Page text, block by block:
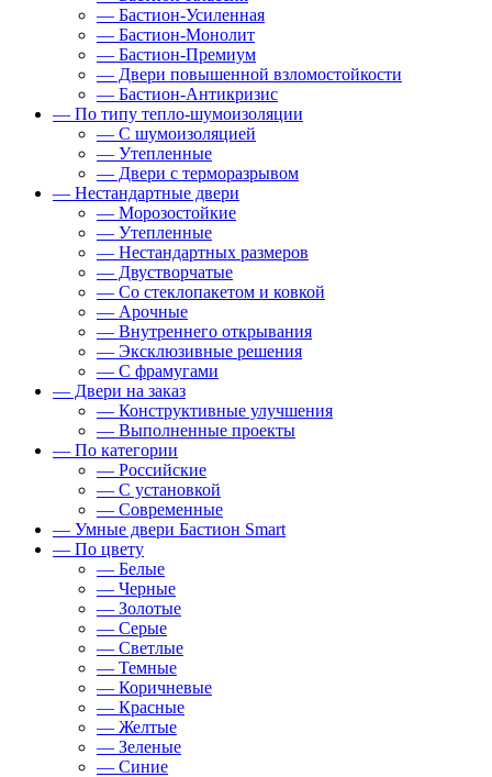
— Бастион-Усиленная
— Бастион-Монолит
— Бастион-Премиум
— Двери повышенной взломостойкости
— Бастион-Антикризис
— По типу тепло-шумоизоляции
— С шумоизоляцией
— Утепленные
— Двери с терморазрывом
— Нестандартные двери
— Морозостойкие
— Утепленные
— Нестандартных размеров
— Двустворчатые
— Со стеклопакетом и ковкой
— Арочные
— Внутреннего открывания
— Эксклюзивные решения
— С фрамугами
— Двери на заказ
— Конструктивные улучшения
— Выполненные проекты
— По категории
— Российские
— С установкой
— Современные
— Умные двери Бастион Smart
— По цвету
— Белые
— Черные
— Золотые
— Серые
— Светлые
— Темные
— Коричневые
— Красные
— Желтые
— Зеленые
— Синие